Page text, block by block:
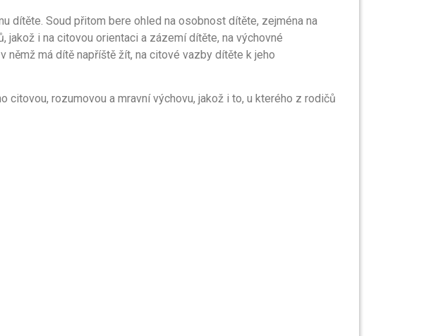
dítěte. Soud přitom bere ohled na osobnost dítěte, zejména na
i na citovou orientaci a zázemí dítěte, na výchovné
má dítě napříště žít, na citové vazby dítěte k jeho
rozumovou a mravní výchovu, jakož i to, u kterého z rodičů